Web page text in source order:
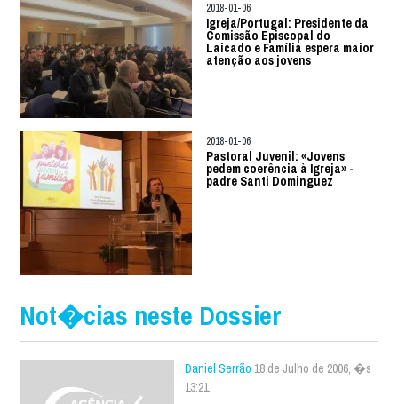
2018-01-06
Igreja/Portugal: Presidente da
Comissão Episcopal do
Laicado e Família espera maior
atenção aos jovens
2018-01-06
Pastoral Juvenil: «Jovens
pedem coerência à Igreja» -
padre Santi Dominguez
Not�cias neste Dossier
Daniel Serrão 18 de Julho de 2006, �s
13:21